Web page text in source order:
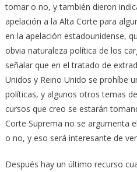
tomar o no, y también dieron
apelación a la Alta Corte para
en la apelación estadounidense,
obvia naturaleza política de los
señalar que en el tratado de
Unidos y Reino Unido se prohíbe
políticas, y algunos otros temas
cursos que creo se estarán
Corte Suprema no se argumenta
o no, y eso será interesante de
Después hay un último recurso